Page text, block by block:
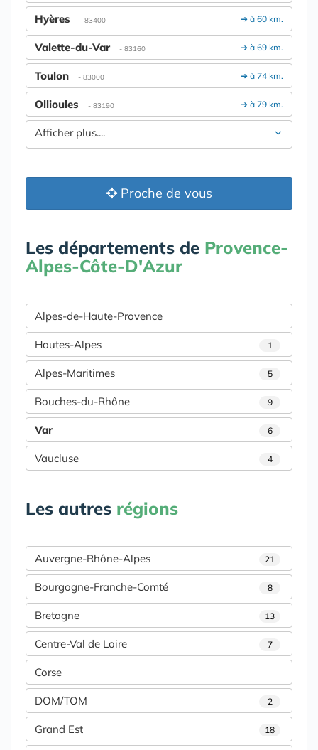
➔ à 60 km.
Hyères - 83400
➔ à 69 km.
Valette-du-Var - 83160
➔ à 74 km.
Toulon - 83000
➔ à 79 km.
Ollioules - 83190
Afficher plus....
Proche de vous
Les départements de Provence-
Alpes-Côte-D'Azur
Alpes-de-Haute-Provence
Hautes-Alpes 1
Alpes-Maritimes 5
Bouches-du-Rhône 9
Var 6
Vaucluse 4
Les autres régions
Auvergne-Rhône-Alpes 21
Bourgogne-Franche-Comté 8
Bretagne 13
Centre-Val de Loire 7
Corse
DOM/TOM 2
Grand Est 18